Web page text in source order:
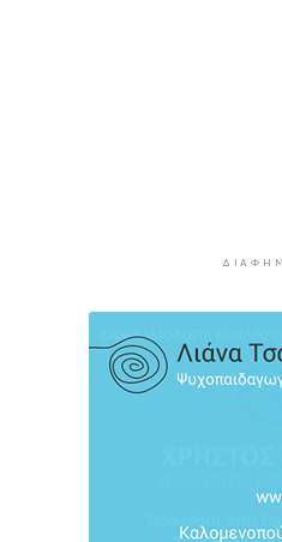
ανοιχτά της Σερίφου